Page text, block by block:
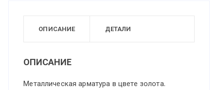
ОПИСАНИЕ ДЕТАЛИ
ОПИСАНИЕ
Металлическая арматура в цвете золота.